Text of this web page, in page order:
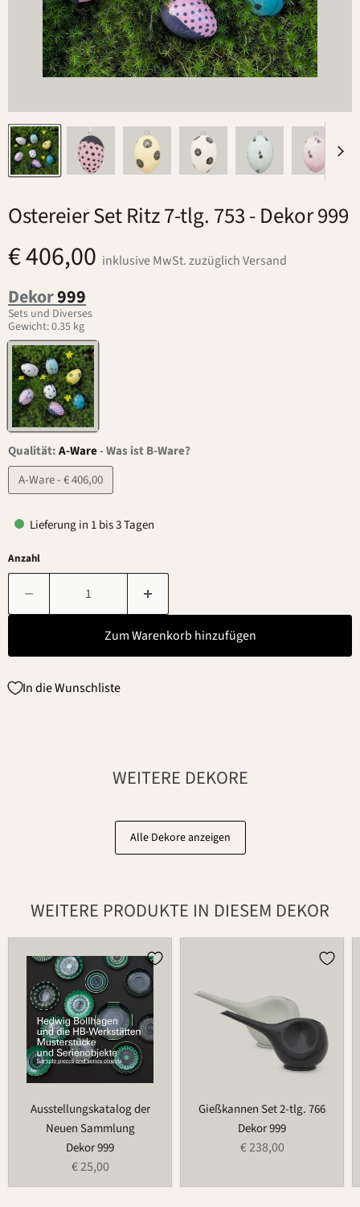
Ostereier Set Ritz 7-tlg. 753- Dekor 999
€ 406,00 inklusive MwSt. zuzüglich Versand
Dekor999
Sets und Diverses
Gewicht: 0.35 kg
Qualität:A-Ware-Was ist B-Ware?
A-Ware - € 406,00
Lieferung in 1 bis 3 Tagen
Anzahl
Zum Warenkorb hinzufügen
In die Wunschliste
WEITERE DEKORE
Alle Dekore anzeigen
WEITERE PRODUKTE IN DIESEM DEKOR
Ausstellungskatalog
Neuen
Sammlung
Ausstellungskatalog der
Neuen Sammlung
Dekor 999
€ 25,00
tlg.
766
Gießkannen Set 2-tlg. 766
Dekor 999
€ 238,00